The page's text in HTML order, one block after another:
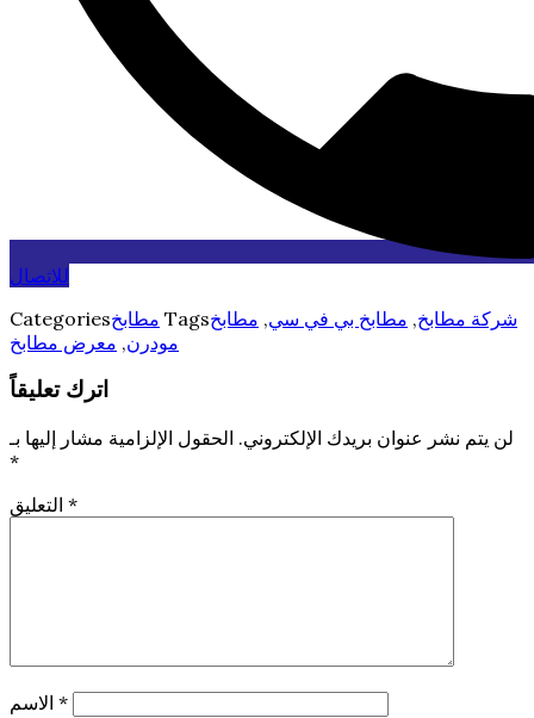
للاتصال
Categoriesمطابخ Tags شركة مطابخ, مطابخ بي في سي, مطابخ
مودرن, معرض مطابخ
اترك تعليقاً
لن يتم نشر عنوان بريدك الإلكتروني. الحقول الإلزامية مشار إليها بـ
*
*
*